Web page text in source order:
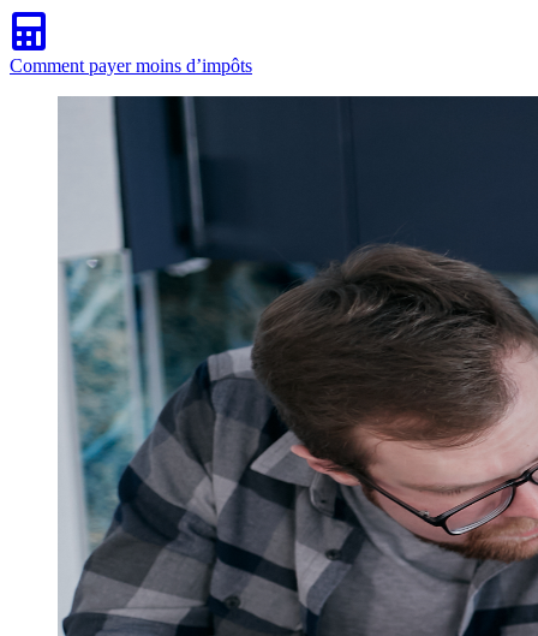
Comment payer moins d’impôts